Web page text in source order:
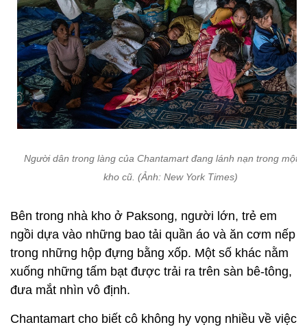
Người dân trong làng của Chantamart đang lánh nạn trong một
kho cũ. (Ảnh: New York Times)
Bên trong nhà kho ở Paksong, người lớn, trẻ em
ngồi dựa vào những bao tải quần áo và ăn cơm nếp
trong những hộp đựng bằng xốp. Một số khác nằm
xuống những tấm bạt được trải ra trên sàn bê-tông,
đưa mắt nhìn vô định.
Chantamart cho biết cô không hy vọng nhiều về việc